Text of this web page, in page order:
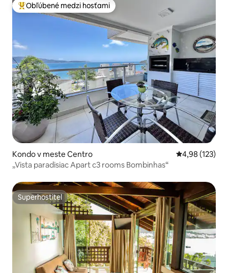
Najobľúbenejšie medzi hosťami
Obľúbené medzi hosťami
Kondo v meste Centro Priemerné
4,98 (123)
„Vista paradisiac Apart c3 rooms Bombinhas“
Superhostiteľ
Superhostiteľ